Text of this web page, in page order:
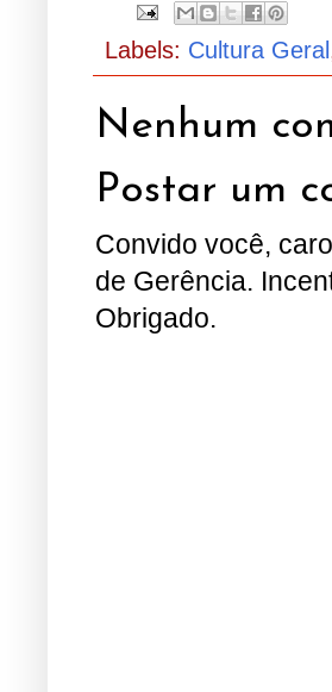
Labels: Cultura Geral
Nenhum
Postar um
Convido você,
de Gerência.
Obrigado.